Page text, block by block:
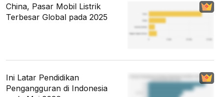
China, Pasar Mobil Listrik
Terbesar Global pada 2025
Ini Latar Pendidikan
Pengangguran di Indonesia